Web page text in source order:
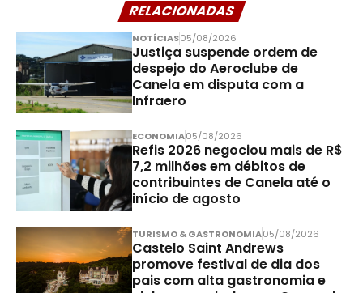
RELACIONADAS
NOTÍCIAS05/08/2026
Justiça suspende ordem de
despejo do Aeroclube de
Canela em disputa com a
Infraero
ECONOMIA05/08/2026
Refis 2026 negociou mais de R$
7,2 milhões em débitos de
contribuintes de Canela até o
início de agosto
TURISMO & GASTRONOMIA05/08/2026
Castelo Saint Andrews
promove festival de dia dos
pais com alta gastronomia e